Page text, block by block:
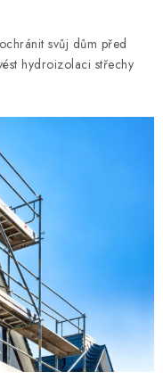
svůj dům před
hydroizolaci střechy